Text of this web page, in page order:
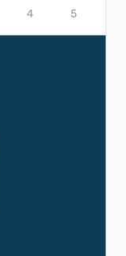
4 5